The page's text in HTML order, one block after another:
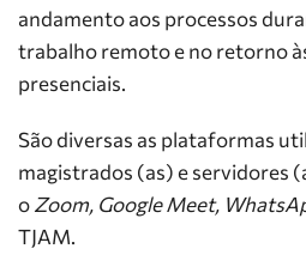
andamento aos processos
trabalho remoto e no retorno
presenciais.
São diversas as plataformas
magistrados (as) e servidores
oZoom, Google Meet,
TJAM.